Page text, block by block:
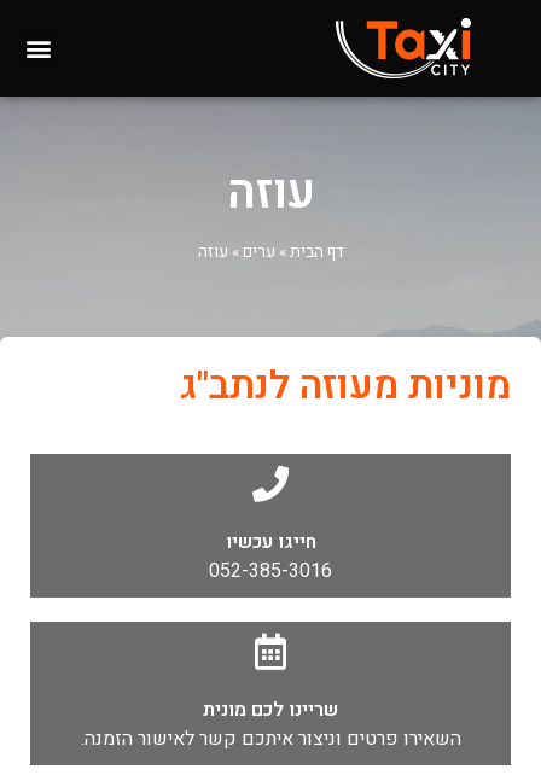
עוזה
דף הבית» ערים » עוזה
מוניות מעוזה לנתב"ג
חייגו עכשיו
052-385-3016
שריינו לכם מונית
השאירו פרטים וניצור איתכם קשר לאישור הזמנה.